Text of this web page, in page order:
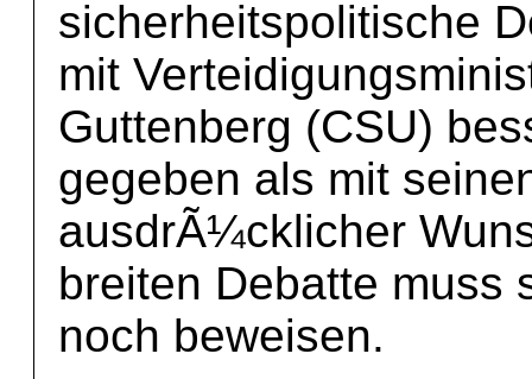
sicherheitspolitische
mit
Guttenberg (CSU)
gegeben als mit
ausdrÃ¼cklicher
breiten Debatte muss
noch beweisen.